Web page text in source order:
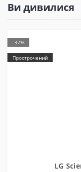
Ви дивилися
-37%
Прострочений
LG